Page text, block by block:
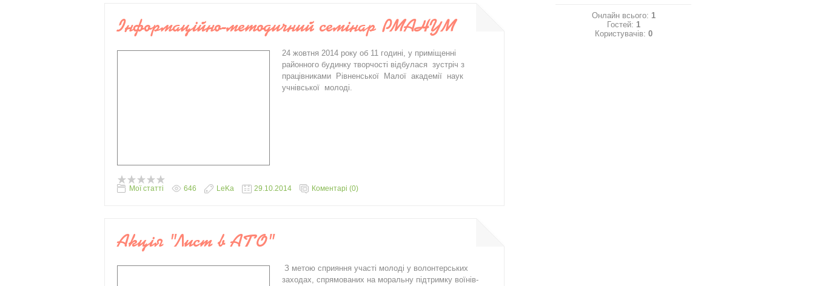
Інформаційно-методичний семінар РМАНУМ
24 жовтня 2014 року об 11 годині, у приміщенні
районного будинку творчості відбулася зустріч з
працівниками Рівненської Малої академії наук
учнівської молоді.
Мої статті 646 LeKa 29.10.2014 Коментарі (0)
Акція "Лист в АТО"
З метою сприяння участі молоді у волонтерських
заходах, спрямованих на моральну підтримку воїнів-
Онлайн всього: 1
Гостей: 1
Користувачів: 0